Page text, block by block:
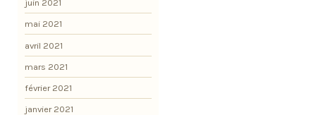
juin 2021
mai 2021
avril 2021
mars 2021
février 2021
janvier 2021